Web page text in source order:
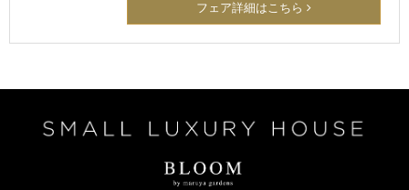
フェア詳細はこちら